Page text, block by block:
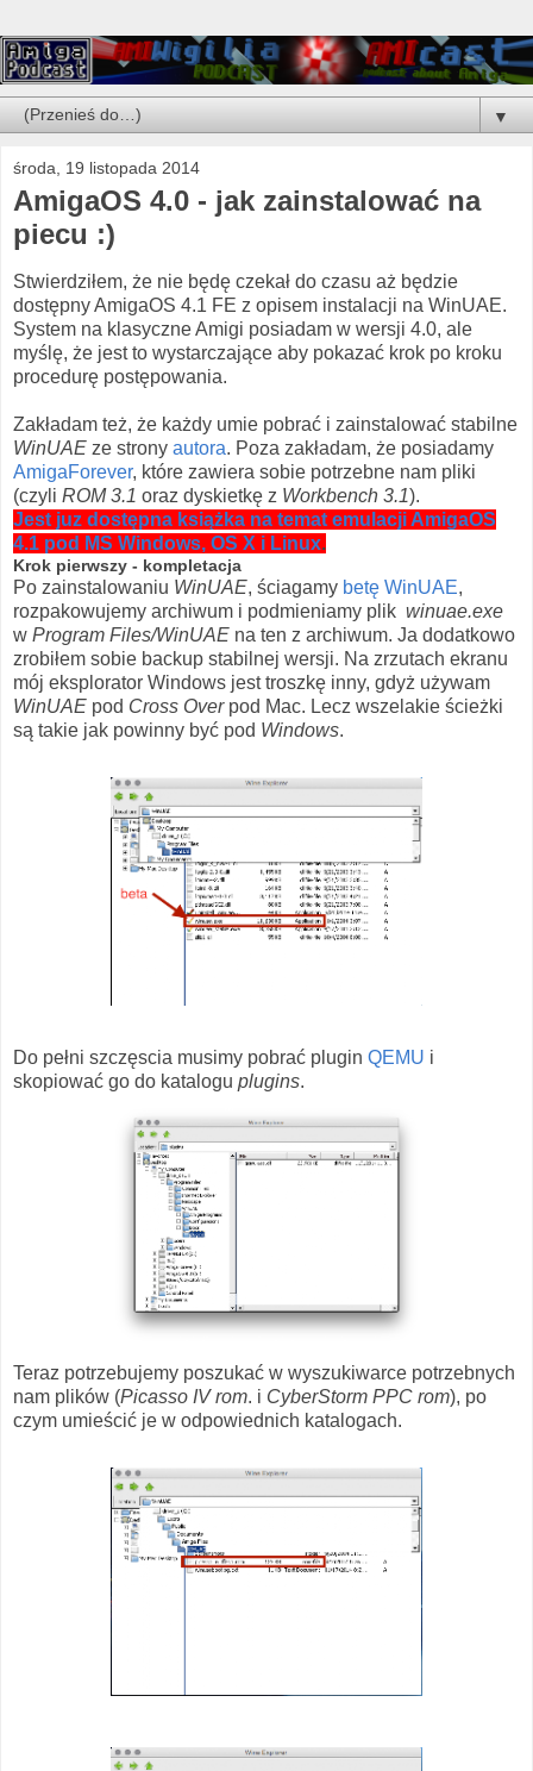
▼
środa, 19 listopada 2014
AmigaOS 4.0 - jak zainstalować na
piecu :)
Stwierdziłem, że nie będę czekał do czasu aż będzie
dostępny AmigaOS 4.1 FE z opisem instalacji na WinUAE.
System na klasyczne Amigi posiadam w wersji 4.0, ale
myślę, że jest to wystarczające aby pokazać krok po kroku
procedurę postępowania.
Zakładam też, że każdy umie pobrać i zainstalować stabilne
WinUAE ze strony autora. Poza zakładam, że posiadamy
AmigaForever, które zawiera sobie potrzebne nam pliki
(czyli ROM 3.1 oraz dyskietkę z Workbench 3.1).
Jest juz dostępna książka na temat emulacji AmigaOS
4.1 pod MS Windows, OS X i Linux.
Krok pierwszy - kompletacja
Po zainstalowaniu WinUAE, ściagamy betę WinUAE,
rozpakowujemy archiwum i podmieniamy plik winuae.exe
w Program Files/WinUAE na ten z archiwum. Ja dodatkowo
zrobiłem sobie backup stabilnej wersji. Na zrzutach ekranu
mój eksplorator Windows jest troszkę inny, gdyż używam
WinUAE pod Cross Overpod Mac. Lecz wszelakie ścieżki
są takie jak powinny być pod Windows.
Do pełni szczęscia musimy pobrać plugin QEMU i
skopiować go do katalogu plugins.
Teraz potrzebujemy poszukać w wyszukiwarce potrzebnych
nam plików (Picasso IV rom. i CyberStorm PPC rom), po
czym umieścić je w odpowiednich katalogach.